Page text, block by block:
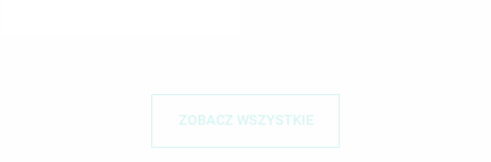
ZOBACZ WSZYSTKIE